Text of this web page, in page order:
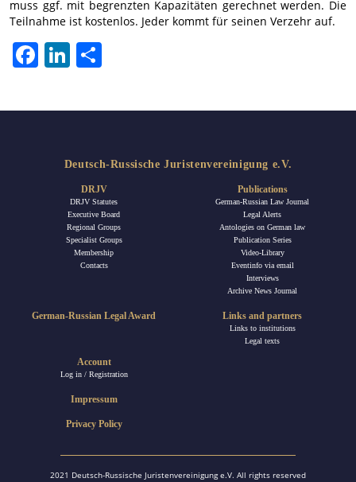
muss ggf. mit begrenzten Kapazitäten gerechnet werden. Die
Teilnahme ist kostenlos. Jeder kommt für seinen Verzehr auf.
FacebookLinkedIn
Deutsch-Russische Juristenvereinigung e.V.
DRJV
DRJV Statutes
Executive Board
Regional Groups
Specialist Groups
Membership
Contacts
Publications
German-Russian Law Journal
Legal Alerts
Antologies on German law
Publication Series
Video-Library
Eventinfo via email
Interviews
Archive News Journal
German-Russian Legal Award
Account
Log in / Registration
Links and partners
Links to institutions
Legal texts
Impressum
Privacy Policy
2021 Deutsch-Russische Juristenvereinigung e.V. All rights reserved